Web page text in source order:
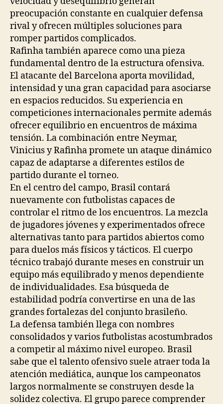
preocupación constante en cualquier defensa
rival y ofrecen múltiples soluciones para
romper partidos complicados.
Rafinha también aparece como una pieza
fundamental dentro de la estructura ofensiva.
El atacante del Barcelona aporta movilidad,
intensidad y una gran capacidad para asociarse
en espacios reducidos. Su experiencia en
competiciones internacionales permite además
ofrecer equilibrio en encuentros de máxima
tensión. La combinación entre Neymar,
Vinicius y Rafinha promete un ataque dinámico
capaz de adaptarse a diferentes estilos de
partido durante el torneo.
En el centro del campo, Brasil contará
nuevamente con futbolistas capaces de
controlar el ritmo de los encuentros. La mezcla
de jugadores jóvenes y experimentados ofrece
alternativas tanto para partidos abiertos como
para duelos más físicos y tácticos. El cuerpo
técnico trabajó durante meses en construir un
equipo más equilibrado y menos dependiente
de individualidades. Esa búsqueda de
estabilidad podría convertirse en una de las
grandes fortalezas del conjunto brasileño.
La defensa también llega con nombres
consolidados y varios futbolistas acostumbrados
a competir al máximo nivel europeo. Brasil
sabe que el talento ofensivo suele atraer toda la
atención mediática, aunque los campeonatos
largos normalmente se construyen desde la
solidez colectiva. El grupo parece comprender